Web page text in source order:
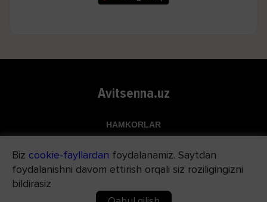
Avitsenna.uz
HAMKORLAR
Apteka.uz
Med24.uz
Biz cookie-fayllardan foydalanamiz. Saytdan
foydalanishni davom ettirish orqali siz roziligingizni
bildirasiz